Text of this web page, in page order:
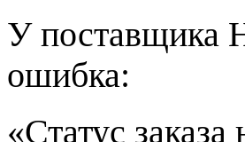
У поставщика
ошибка:
«Статус